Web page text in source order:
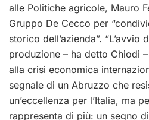
alle Politiche agricole, Mauro
Gruppo De Cecco per
storico dell’azienda”. “L’avvio
produzione – ha detto Chiodi
alla crisi economica
segnale di un Abruzzo che
un’eccellenza per l’Italia, ma
rappresenta di più: un segno